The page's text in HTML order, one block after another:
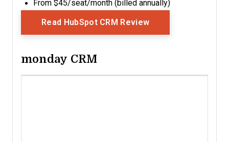
From $45/seat/month (billed annually)
Read HubSpot CRM ReviewOpens New Window
monday CRM